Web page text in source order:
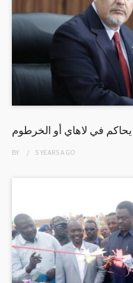
في لاهاي أو الخرطوم
BY 5 YEARSAGO